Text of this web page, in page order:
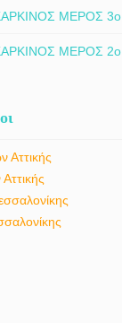
ΜΕΡΟΣ 3ο
ΜΕΡΟΣ 2ο
Αττικής